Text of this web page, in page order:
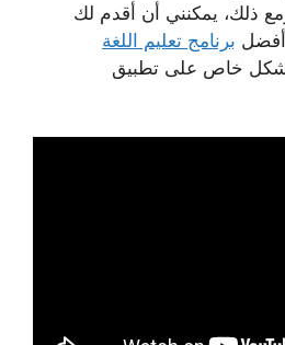
ذلك، يمكنني أن أقدم لك
أفضل برنامج تعليم اللغة
بشكل خاص على تطبيق